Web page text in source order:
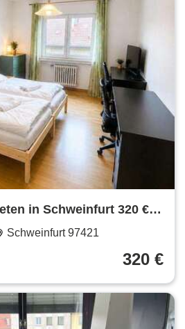
in Schweinfurt 320 €
Schweinfurt 97421
320 €